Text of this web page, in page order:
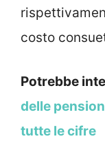
costo
Potrebbe
delle
tutte le cifre